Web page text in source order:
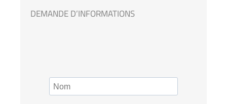
DEMANDE D’INFORMATIONS